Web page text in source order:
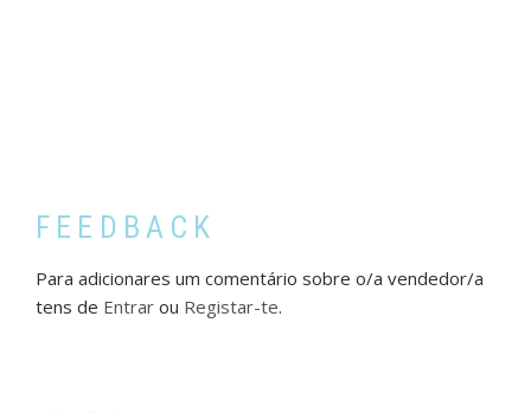
FEEDBACK
Para adicionares um comentário sobre o/a vendedor/a
tens de Entrar ou Registar-te.